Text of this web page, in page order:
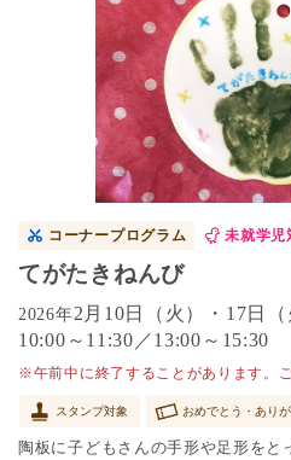
コーナープログラム 未就学児
てがたきねんび
2026年2月10日（火）・17日（
10:00～11:30／13:00～15:30
※午前中に終了することがあります。
スタンプ対象 おめでとう・あり
陶板に子どもさんの手形や足形をと